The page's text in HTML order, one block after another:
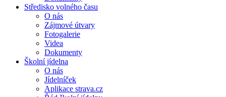
Středisko volného času
O nás
Zájmové útvary
Fotogalerie
Videa
Dokumenty
Školní jídelna
O nás
Jídelníček
Aplikace strava.cz